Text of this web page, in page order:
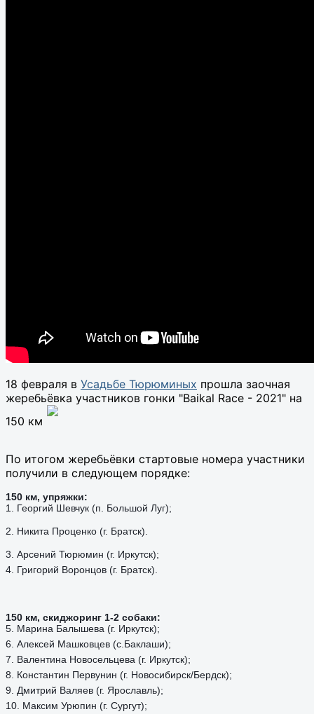
18 февраля в Усадьбе Тюрюминых прошла заочная
жеребьёвка участников гонки "Baikal Race - 2021" на
150 км
По итогом жеребьёвки стартовые номера участники
получили в следующем порядке:
150 км, упряжки:
1. Георгий Шевчук (п. Большой Луг);
2. Никита Проценко (г. Братск).
3. Арсений Тюрюмин (г. Иркутск);
4. Григорий Воронцов (г. Братск).
150 км, скиджоринг 1-2 собаки:
5. Марина Балышева (г. Иркутск);
6. Алексей Машковцев (с.Баклаши);
7. Валентина Новосельцева (г. Иркутск);
8. Константин Первунин (г. Новосибирск/Бердск);
9. Дмитрий Валяев (г. Ярославль);
10. Максим Урюпин (г. Сургут);